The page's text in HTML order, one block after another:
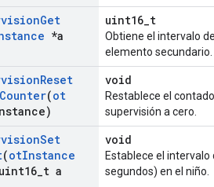
Get
*a
uint16_t
Obtiene el intervalo
elemento secundario.
Reset
Counter(ot
void
Restablece el
supervisión a cero.
Set
(otInstance
uint16 t a
void
Establece el
segundos) en el niño.